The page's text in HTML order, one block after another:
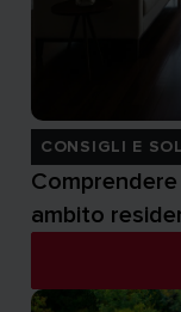
CONSIGLI E
ambito